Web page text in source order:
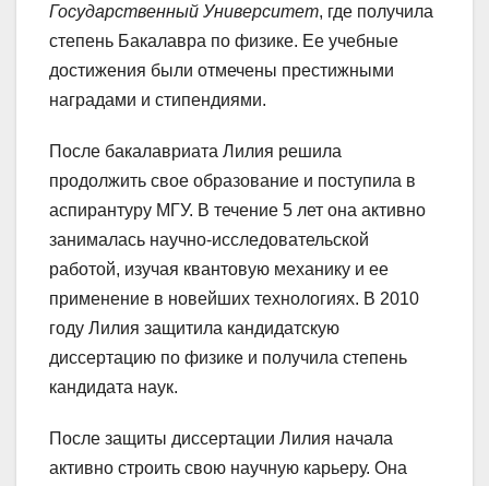
Государственный Университет, где получила
степень Бакалавра по физике. Ее учебные
достижения были отмечены престижными
наградами и стипендиями.
После бакалавриата Лилия решила
продолжить свое образование и поступила в
аспирантуру МГУ. В течение 5 лет она активно
занималась научно-исследовательской
работой, изучая квантовую механику и ее
применение в новейших технологиях. В 2010
году Лилия защитила кандидатскую
диссертацию по физике и получила степень
кандидата наук.
После защиты диссертации Лилия начала
активно строить свою научную карьеру. Она